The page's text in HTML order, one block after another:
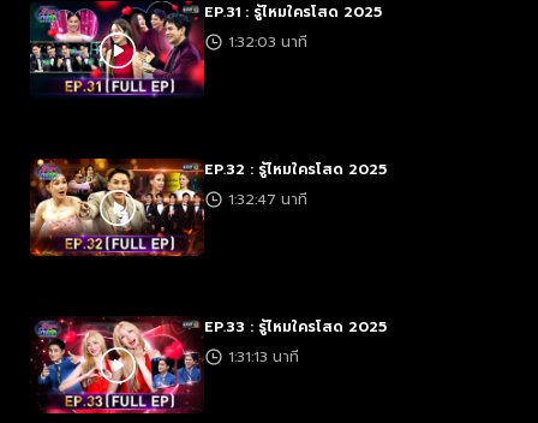
EP.31 : รู้ไหมใครโสด 2025
1:32:03 นาที
EP.32 : รู้ไหมใครโสด 2025
1:32:47 นาที
EP.33 : รู้ไหมใครโสด 2025
1:31:13 นาที